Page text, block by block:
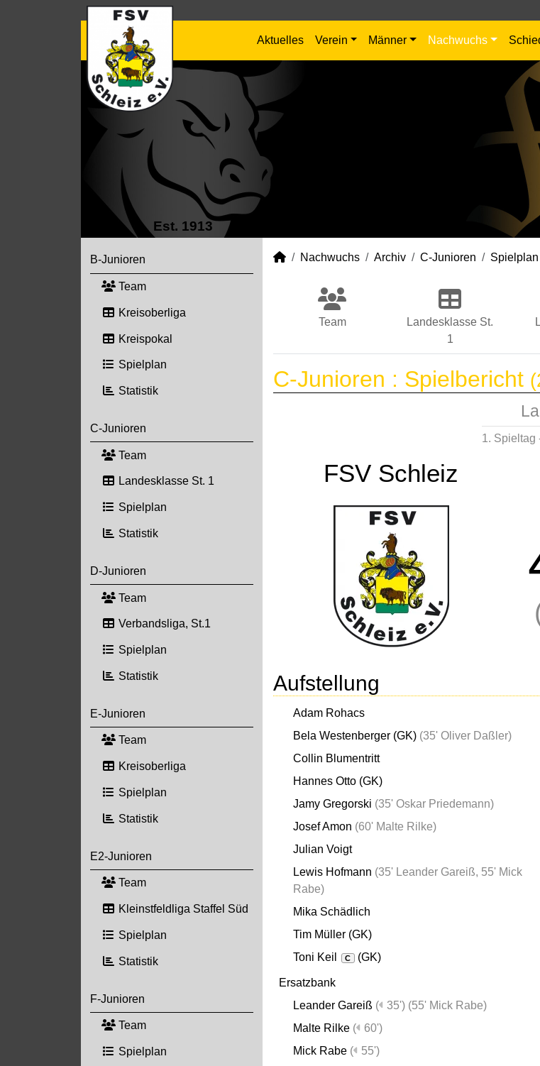
Aktuelles Verein Männer Nachwuchs
Est. 1913
B-Junioren
Team
Kreisoberliga
Kreispokal
Spielplan
Statistik
C-Junioren
Team
Landesklasse St. 1
Spielplan
Statistik
D-Junioren
Team
Verbandsliga, St.1
Spielplan
Statistik
E-Junioren
Team
Kreisoberliga
Spielplan
Statistik
E2-Junioren
Team
Kleinstfeldliga Staffel Süd
Spielplan
Statistik
F-Junioren
Team
Spielplan
Nachwuchs Archiv C-Junioren Spielplan
Team
Landesklasse St.
1
C-Junioren : Spielbericht
1. Spieltag
FSV Schleiz
Aufstellung
Adam Rohacs
Bela Westenberger (GK) (35' Oliver Daßler)
Collin Blumentritt
Hannes Otto (GK)
Jamy Gregorski (35' Oskar Priedemann)
Josef Amon (60' Malte Rilke)
Julian Voigt
Lewis Hofmann (35' Leander Gareiß, 55' Mick
Rabe)
Mika Schädlich
Tim Müller (GK)
Toni Keil
C (GK)
Ersatzbank
Leander Gareiß ( 35') (55' Mick Rabe)
Malte Rilke (
60')
Mick Rabe (
55')